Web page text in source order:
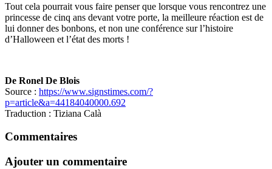
Tout cela pourrait vous faire penser que lorsque vous rencontrez une
princesse de cinq ans devant votre porte, la meilleure réaction est de
lui donner des bonbons, et non une conférence sur l’histoire
d’Halloween et l’état des morts !
De Ronel De Blois
Source : https://www.signstimes.com/?
p=article&a=44184040000.692
Traduction : Tiziana Calà
Commentaires
Ajouter un commentaire